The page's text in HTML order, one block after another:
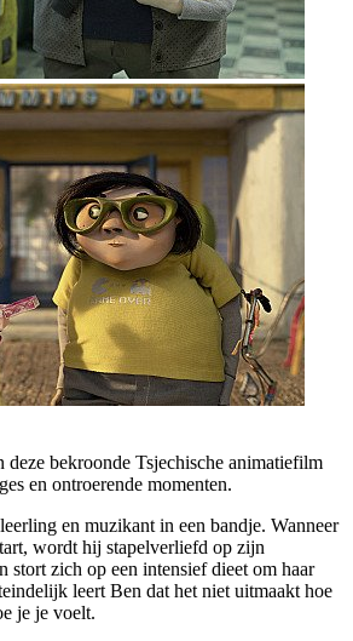
bekroonde Tsjechische animatiefilm
en ontroerende momenten.
en muzikant in een bandje. Wanneer
wordt hij stapelverliefd op zijn
stort zich op een intensief dieet om haar
leert Ben dat het niet uitmaakt hoe
je je voelt.